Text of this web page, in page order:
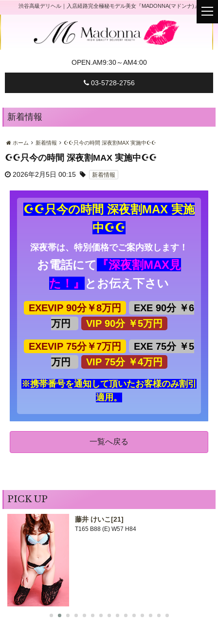
渋谷高級デリヘル｜入店経路完全極秘モデル美女『MADONNA(マドンナ)』
OPEN. AM9:30～AM4:00
03-5728-2756
新着情報
ホーム 新着情報 ☪☪只今の時間 深夜割MAX 実施中☪☪
☪☪只今の時間 深夜割MAX 実施中☪☪
2026年2月5日 00:15 新着情報
☪☪只今の時間 深夜割MAX 実施
中☪☪
深夜帯は、特別価格でご案内致します！
お電話にて
『深夜割MAX見
た！』
とお伝え下さい
EXEVIP 90分￥8万円
EXE 90分 ￥6
万円
VIP 90分 ￥5万円
EXEVIP 75分￥7万円
EXE 75分 ￥5
万円
VIP 75分 ￥4万円
※携帯番号を通知して頂いたお客様のみ割引
適用。
一覧へ戻る
PICK UP
藤井 けいこ[21]
T165 B88 (E) W57 H84
t
o
g
i
t